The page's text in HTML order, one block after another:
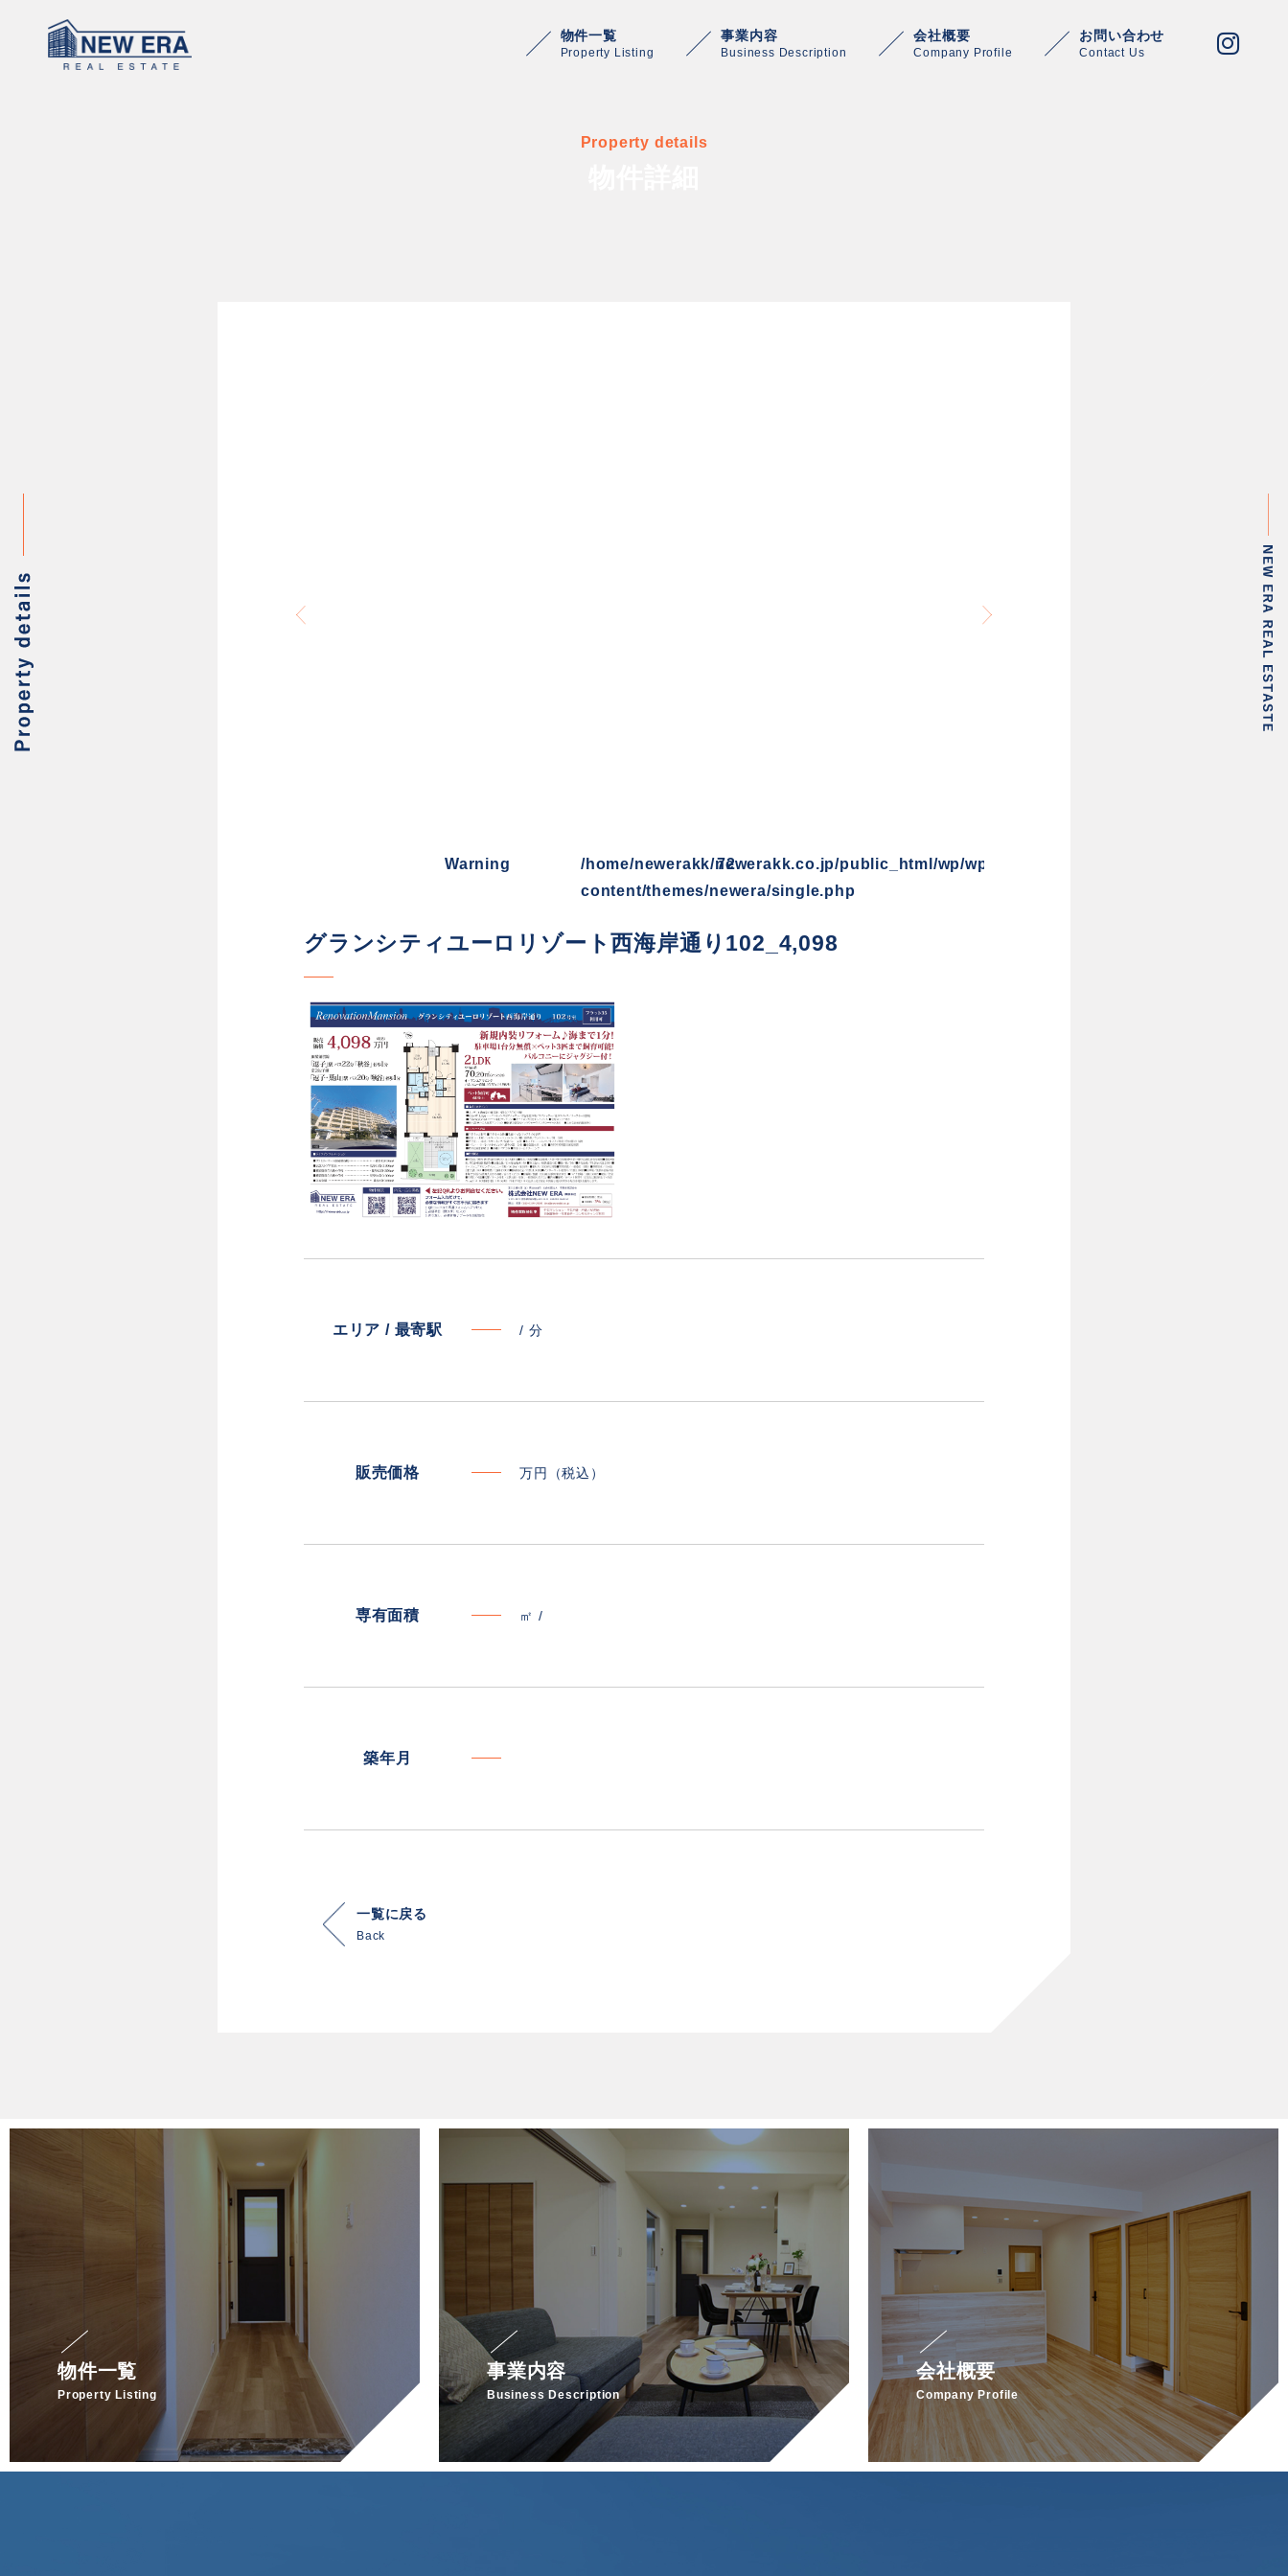
物件一覧
Property Listing
事業内容
Business Description
会社概要
Company Profile
お問い合わせ
Contact Us
Property details
Warning
/home/newerakk/newerakk.co.jp/public_html/wp/wp-
content/themes/newera/single.php
72
グランシティユーロリゾート西海岸通り102_4,098
エリア / 最寄駅 / 分
販売価格 万円（税込）
専有面積 ㎡ /
築年月
一覧に戻る
Back
物件一覧
Property Listing
事業内容
Business Description
会社概要
Company Profile